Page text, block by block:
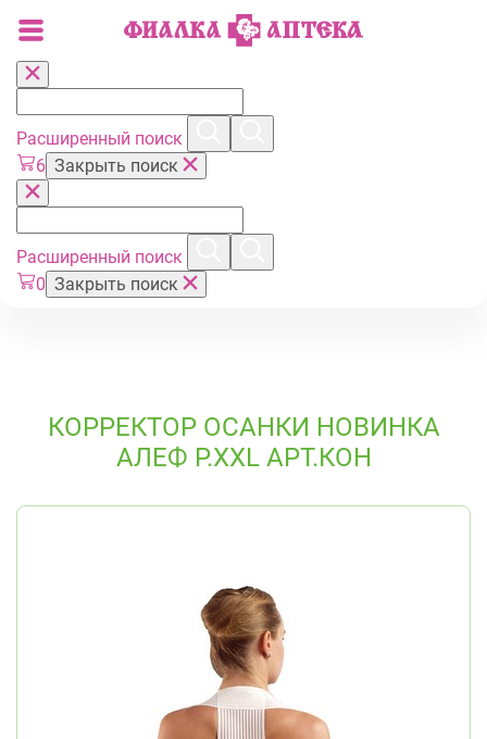
Расширенный поиск
6 Закрыть поиск
Расширенный поиск
0 Закрыть поиск
КОРРЕКТОР ОСАНКИ НОВИНКА
АЛЕФ Р.XXL АРТ.КОН